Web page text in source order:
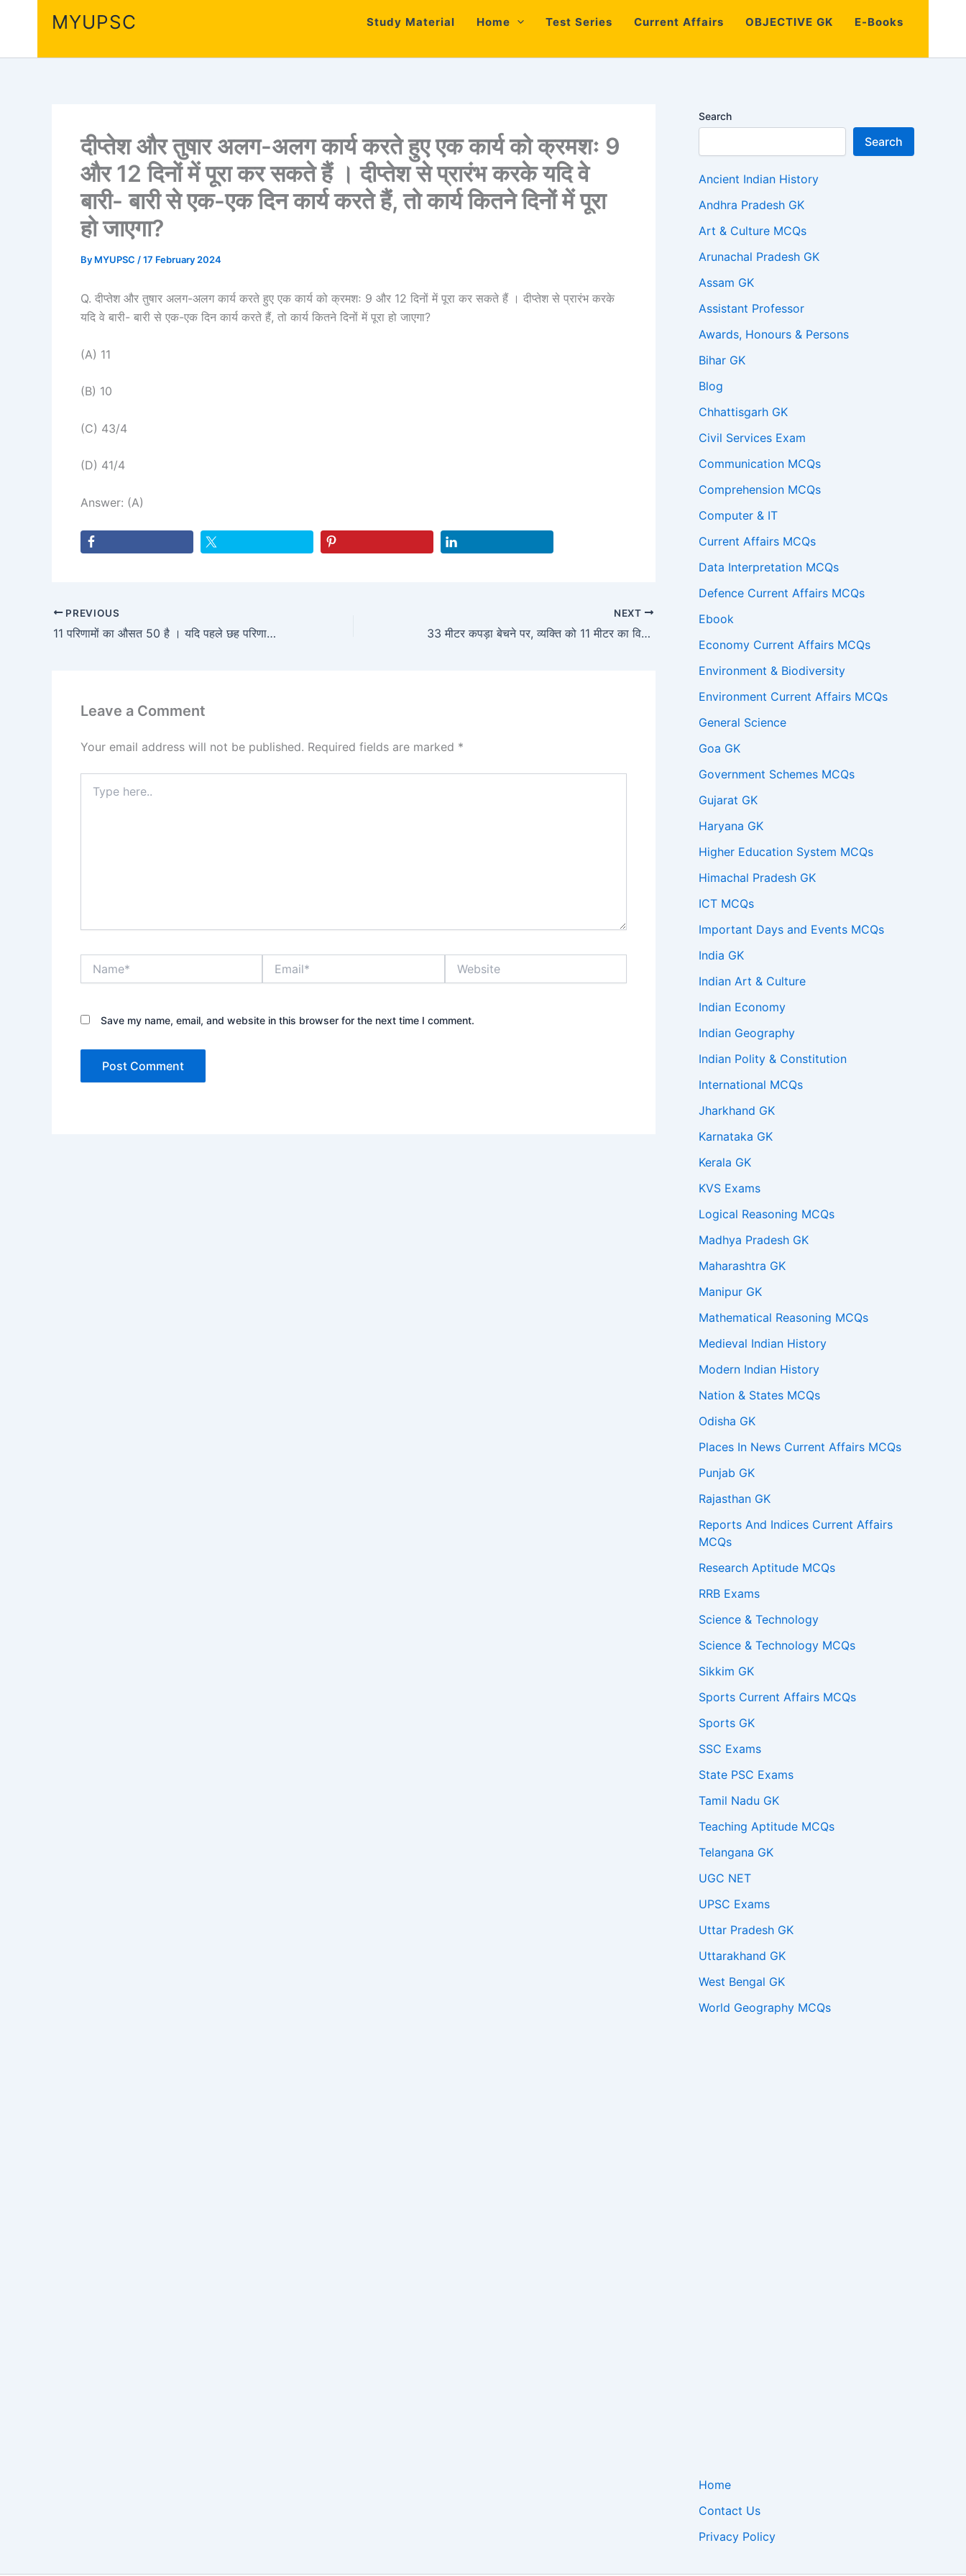
MYUPSC Study Material Home Test Series Current Affairs OBJECTIVE GK E-Books
दीप्तेश और तुषार अलग-अलग कार्य करते हुए एक कार्य को क्रमशः 9
और 12 दिनों में पूरा कर सकते हैं । दीप्तेश से प्रारंभ करके यदि वे
बारी- बारी से एक-एक दिन कार्य करते हैं, तो कार्य कितने दिनों में पूरा
हो जाएगा?
By MYUPSC /17 February 2024
Q. दीप्तेश और तुषार अलग-अलग कार्य करते हुए एक कार्य को क्रमशः 9 और 12 दिनों में पूरा कर सकते हैं । दीप्तेश से प्रारंभ करके
यदि वे बारी- बारी से एक-एक दिन कार्य करते हैं, तो कार्य कितने दिनों में पूरा हो जाएगा?
(A) 11
(B) 10
(C) 43/4
(D) 41/4
Answer: (A)
PREVIOUS
11 परिणामों का औसत 50 है । यदि पहले छह परिणामों का औसत 51 है और अंतिम छह का औसत 59 है, तो छठा परिणाम ज्ञात करें?
NEXT
33 मीटर कपड़ा बेचने पर, व्यक्ति को 11 मीटर का विक्रय मूल्य प्राप्त होता है। लाभ प्रतिशत ज्ञात कीजिये?
Leave a Comment
Your email address will not be published. Required fields are marked *
here..
Save my name, email, and website in this browser for the next time I comment.
Search
Search
Ancient Indian History
Andhra Pradesh GK
Art & Culture MCQs
Arunachal Pradesh GK
Assam GK
Assistant Professor
Awards, Honours & Persons
Bihar GK
Blog
Chhattisgarh GK
Civil Services Exam
Communication MCQs
Comprehension MCQs
Computer & IT
Current Affairs MCQs
Data Interpretation MCQs
Defence Current Affairs MCQs
Ebook
Economy Current Affairs MCQs
Environment & Biodiversity
Environment Current Affairs MCQs
General Science
Goa GK
Government Schemes MCQs
Gujarat GK
Haryana GK
Higher Education System MCQs
Himachal Pradesh GK
ICT MCQs
Important Days and Events MCQs
India GK
Indian Art & Culture
Indian Economy
Indian Geography
Indian Polity & Constitution
International MCQs
Jharkhand GK
Karnataka GK
Kerala GK
KVS Exams
Logical Reasoning MCQs
Madhya Pradesh GK
Maharashtra GK
Manipur GK
Mathematical Reasoning MCQs
Medieval Indian History
Modern Indian History
Nation & States MCQs
Odisha GK
Places In News Current Affairs MCQs
Punjab GK
Rajasthan GK
Reports And Indices Current Affairs
MCQs
Research Aptitude MCQs
RRB Exams
Science & Technology
Science & Technology MCQs
Sikkim GK
Sports Current Affairs MCQs
Sports GK
SSC Exams
State PSC Exams
Tamil Nadu GK
Teaching Aptitude MCQs
Telangana GK
UGC NET
UPSC Exams
Uttar Pradesh GK
Uttarakhand GK
West Bengal GK
World Geography MCQs
Home
Contact Us
Privacy Policy